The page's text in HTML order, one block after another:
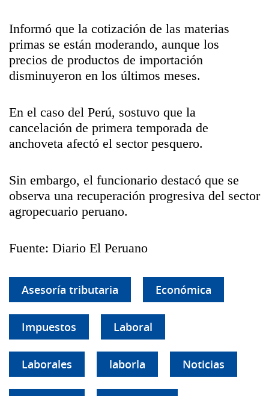
Informó que la cotización de las materias
primas se están moderando, aunque los
precios de productos de importación
disminuyeron en los últimos meses.
En el caso del Perú, sostuvo que la
cancelación de primera temporada de
anchoveta afectó el sector pesquero.
Sin embargo, el funcionario destacó que se
observa una recuperación progresiva del sector
agropecuario peruano.
Fuente: Diario El Peruano
Asesoría tributaria Económica
Impuestos Laboral
Laborales laborla Noticias